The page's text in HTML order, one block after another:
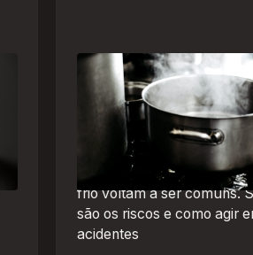
Frio leva brasileiros a
para se aquecer e
de queimaduras dentro
O inverno chegou e, com
práticas perigosas para
frio voltam a ser comuns.
são os riscos e como agir
acidentes